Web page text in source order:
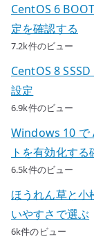
CentOS 6
定を確認する
7.2k件のビュー
CentOS 8
設定
6.9k件のビュー
Windows 10 で
トを有効化する
6.5k件のビュー
ほうれん草と小
いやすさで選ぶ
6k件のビュー